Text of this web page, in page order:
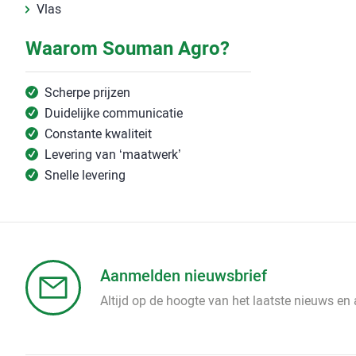
Vlas
Waarom Souman Agro?
Scherpe prijzen
Duidelijke communicatie
Constante kwaliteit
Levering van ‘maatwerk’
Snelle levering
Aanmelden nieuwsbrief
Altijd op de hoogte van het laatste nieuws en